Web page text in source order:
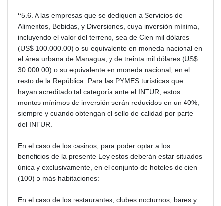
“5.6. A las empresas que se dediquen a Servicios de
Alimentos, Bebidas, y Diversiones, cuya inversión mínima,
incluyendo el valor del terreno, sea de Cien mil dólares
(US$ 100.000.00) o su equivalente en moneda nacional en
el área urbana de Managua, y de treinta mil dólares (US$
30.000.00) o su equivalente en moneda nacional, en el
resto de la República. Para las PYMES turísticas que
hayan acreditado tal categoría ante el INTUR, estos
montos mínimos de inversión serán reducidos en un 40%,
siempre y cuando obtengan el sello de calidad por parte
del INTUR.
En el caso de los casinos, para poder optar a los
beneficios de la presente Ley estos deberán estar situados
única y exclusivamente, en el conjunto de hoteles de cien
(100) o más habitaciones:
En el caso de los restaurantes, clubes nocturnos, bares y